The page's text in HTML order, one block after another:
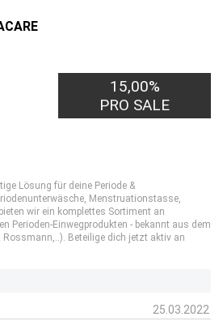
15,00%
PRO SALE
Lösung für deine Periode &
Menstruationstasse,
wir ein komplettes Sortiment an
Perioden-Einwegprodukten - bekannt aus dem
Rossmann,..). Beteilige dich jetzt aktiv an
25.03.2022